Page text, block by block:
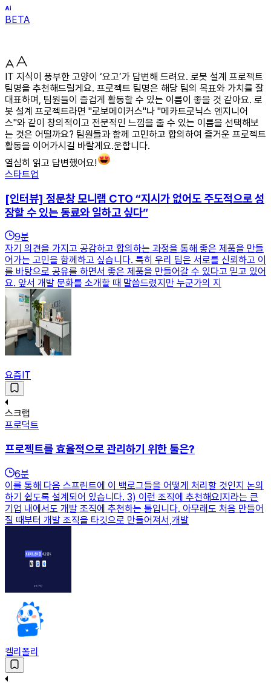
BETA
IT 지식이 풍부한 고양이 ‘요고’가 답변해 드려요. 로봇 설계 프로젝트
팀명을 추천해드릴게요. 프로젝트 팀명은 해당 팀의 목표와 가치를 잘
대표하며, 팀원들이 즐겁게 활동할 수 있는 이름이 좋을 것 같아요. 로
봇 설계 프로젝트라면 "로보메이커스"나 "메카트로닉스 엔지니어
스"와 같이 창의적이고 전문적인 느낌을 줄 수 있는 이름을 선택해보
는 것은 어떨까요? 팀원들과 함께 고민하고 합의하여 즐거운 프로젝트
활동을 이어가시길 바랄게요.운합니다.
열심히 읽고 답변했어요!
스타트업
[인터뷰] 정문창 모니랩 CTO “지시가 없어도 주도적으로 성
장할 수 있는 동료와 일하고 싶다”
9분
자기 의견을 가지고 공감하고 합의하는 과정을 통해 좋은 제품을 만들
어가는 고민을 함께하고 싶습니다. 특히 우리 팀은 서로를 신뢰하고 이
를 바탕으로 공유를 하면서 좋은 제품을 만들어갈 수 있다고 믿고 있어
요. 앞서 개발 문화를 소개할 때 말씀드렸지만 누군가의 지
요즘IT
스크랩
프로덕트
프로젝트를 효율적으로 관리하기 위한 툴은?
6분
이를 통해 다음 스프린트에 이 백로그들을 어떻게 처리할 것인지 논의
하기 쉽도록 설계되어 있습니다. 3) 이런 조직에 추천해요!지라는 큰
기업 내에서도 개발 조직에 추천하는 툴입니다. 아무래도 처음 만들어
질 때부터 개발 조직을 타깃으로 만들어져서,개발
켈리폴리